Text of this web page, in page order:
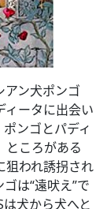
アン犬ポンゴ
ィータに出会い
ンゴとパディ
ところがある
狙われ誘拐され
は“遠吠え”で
犬から犬へと